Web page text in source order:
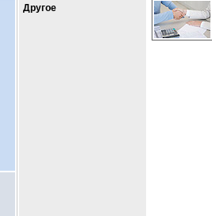
Другое